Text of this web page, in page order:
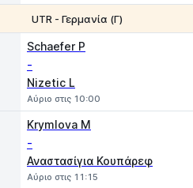
UTR - Γερμανία (Γ)
Schaefer P
-
Nizetic L
Αύριο στις 10:00
Krymlova M
-
Αναστασίγια Κουπάρεφ
Αύριο στις 11:15